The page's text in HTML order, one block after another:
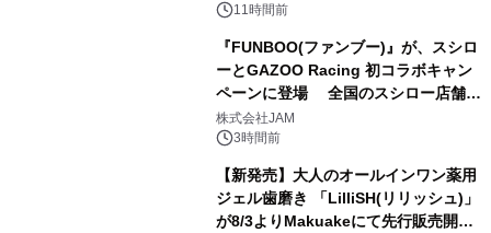
11時間前
『FUNBOO(ファンブー)』が、スシロ
ーとGAZOO Racing 初コラボキャン
ペーンに登場 全国のスシロー店舗で
GR 4車種の FUNBOO(ミニカー)付き
メニューが展開されます
株式会社JAM
3時間前
【新発売】大人のオールインワン薬用
ジェル歯磨き 「LilliSH(リリッシュ)」
が8/3よりMakuakeにて先行販売開